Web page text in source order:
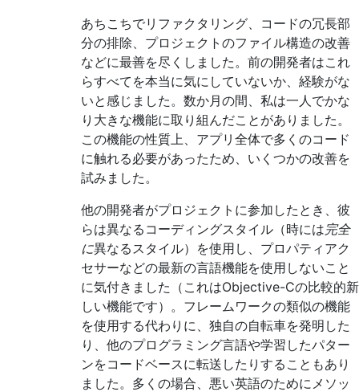
あちこちでリファクタリング、コードの冗長部
分の排除、プロジェクトのファイル構造の改善
などに最善を尽くしました。前の開発者はこれ
らすべてを本当に気にしていないか、経験がな
いと感じました。数か月の間、私は一人でかな
り大きな機能に取り組んだことがありました。
この機能の性質上、アプリ全体で多くのコード
に触れる必要があったため、いくつかの改善を
試みました。
他の開発者がプロ​​ジェクトに参加したとき、彼
らは異なるコーディングスタイル（時には完全
に異なるスタイル）を使用し、プロパティアク
セサーなどの最新の言語機能を使用しないこと
に気付きました（これはObjective-Cの比較的新
しい機能です）。フレームワークの類似の機能
を使用する代わりに、独自の自転車を発明した
り、他のプログラミング言語や学習したパター
ンをコードベースに転送したりすることもあり
ました。多くの場合、悪い英語のためにメソッ